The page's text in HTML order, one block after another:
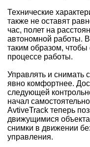
Технические
также не оставят
час, полет на
автономной работы.
таким образом,
процессе работы.
Управлять и снимать
явно комфортнее.
следующей
начал
AvtiveTrack теперь
движущимися
снимки в движении
управления.